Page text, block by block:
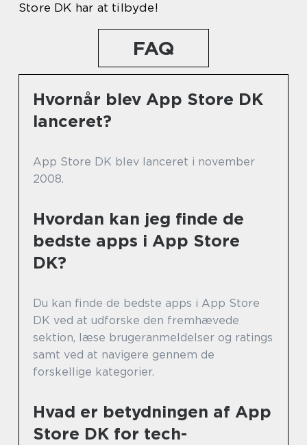
Store DK har at tilbyde!
FAQ
Hvornår blev App Store DK
lanceret?
App Store DK blev lanceret i november
2008.
Hvordan kan jeg finde de
bedste apps i App Store
DK?
Du kan finde de bedste apps i App Store
DK ved at udforske den fremhævede
sektion, læse brugeranmeldelser og ratings
samt ved at navigere gennem de
forskellige kategorier.
Hvad er betydningen af App
Store DK for tech-